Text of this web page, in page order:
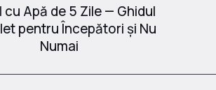
cu Apă de 5 Zile — Ghidul
pentru Începători și Nu
Numai